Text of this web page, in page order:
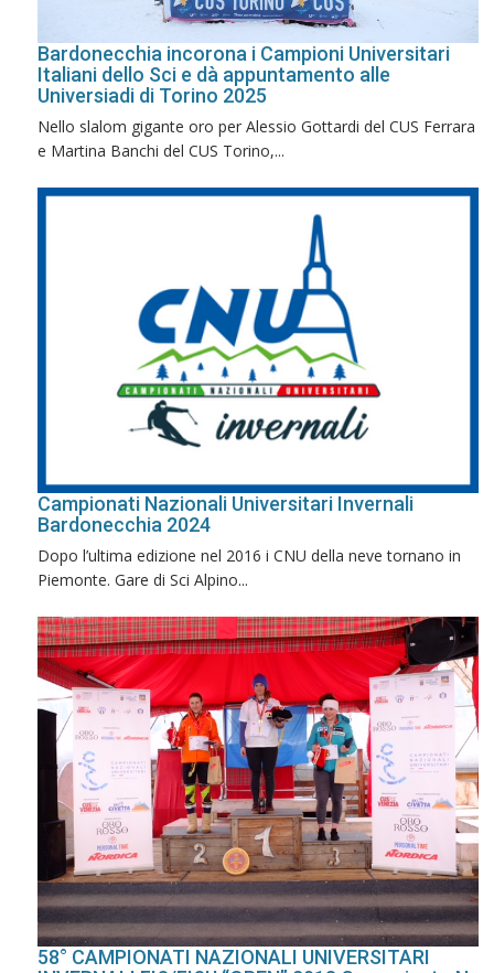
Bardonecchia incorona i Campioni Universitari
Italiani dello Sci e dà appuntamento alle
Universiadi di Torino 2025
Nello slalom gigante oro per Alessio Gottardi del CUS Ferrara
e Martina Banchi del CUS Torino,...
Campionati Nazionali Universitari Invernali
Bardonecchia 2024
Dopo l’ultima edizione nel 2016 i CNU della neve tornano in
Piemonte. Gare di Sci Alpino...
58° CAMPIONATI NAZIONALI UNIVERSITARI